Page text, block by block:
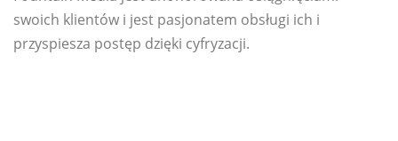
swoich klientów i jest pasjonatem obsługi ich i
przyspiesza postęp dzięki cyfryzacji.